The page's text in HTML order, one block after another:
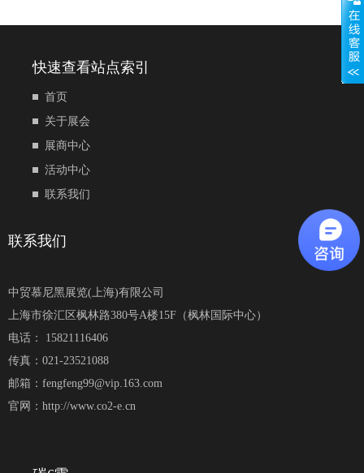
们
快速查看站点索引
首页
关于展会
展商中心
活动中心
联系我们
联系我们
中贸慕尼黑展览(上海)有限公司
上海市徐汇区枫林路380号A楼15F（枫林国际中心）
电话： 15821116406
传真：021-23521088
邮箱：fengfeng99@vip.163.com
官网：http://www.co2-e.cn